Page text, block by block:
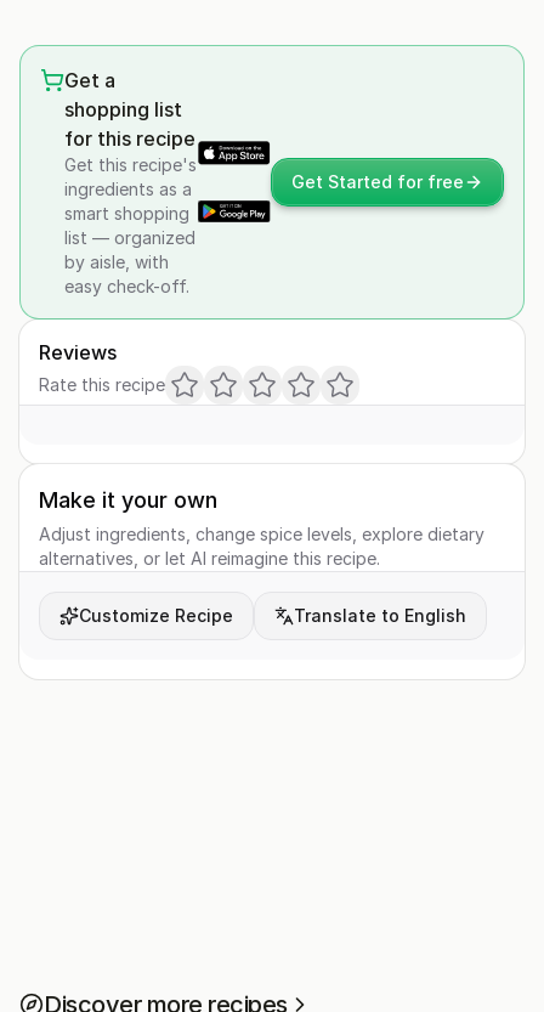
Get a
shopping list
for this recipe
Get this recipe's
ingredients as a
smart shopping
list — organized
by aisle, with
easy check-off.
Get Started for free
Reviews
Rate this recipe
Make it your own
Adjust ingredients, change spice levels, explore dietary
alternatives, or let AI reimagine this recipe.
Customize Recipe Translate to English
Discover more recipes